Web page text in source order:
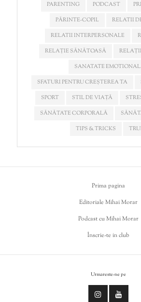
PARENTING
PODCAST
PĂRINTE-COPIL
RELATII
RELATII INTERPERSONALE
RELAȚIE SĂNĂTOASĂ
SANATATE
SFATURI PENTRU CREȘTEREA TA
SPORT
STIL DE VIAȚĂ
SĂNĂTATE CORPORALĂ
TIPS & TRICKS
Prima pagina
Editoriale Mihai Morar
Podcast cu Mihai Morar
Înscrie-te in club
Urmareste-ne pe